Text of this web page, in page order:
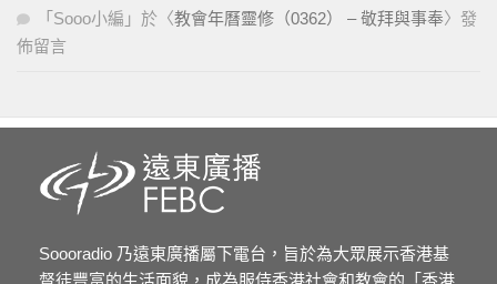
「 Sooo小編 」於〈教會年曆靈修（0362） – 敬拜與事奉〉發
佈留言
Soooradio 乃遠東廣播屬下電台，旨於為大眾展示香港基
督徒豐富的生活面貌，成為服侍香港社會和教會的「香港